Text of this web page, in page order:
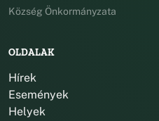
Község Önkormányzata
OLDALAK
Hírek
Események
Helyek